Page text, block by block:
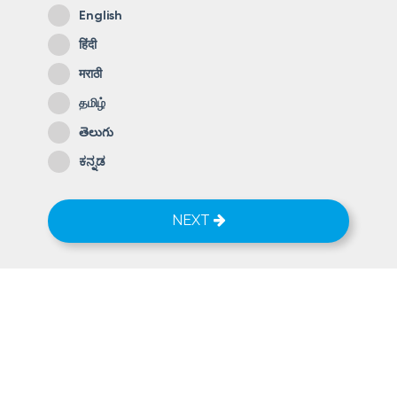
Jamnagar
Load More
English
हिंदी
मराठी
தமிழ்
తెలుగు
ಕನ್ನಡ
NEXT